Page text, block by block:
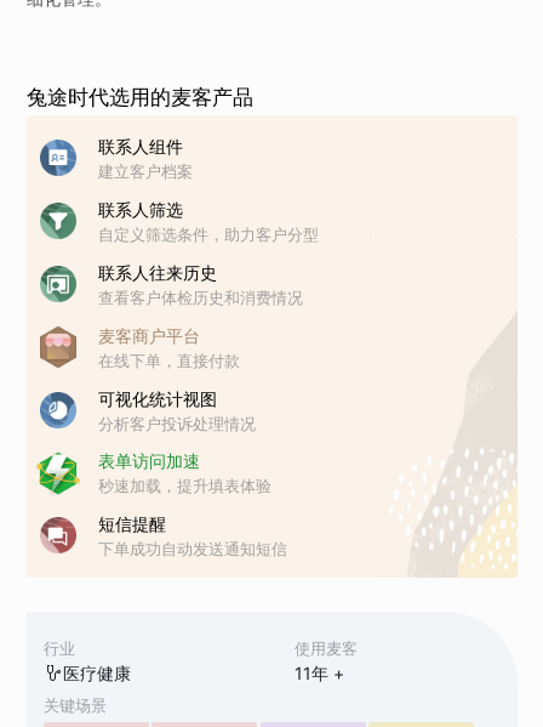
行业
医疗健康
使用麦客
11年 +
关键场景
兔途时代选用的麦客产品
联系人组件
建立客户档案
联系人筛选
自定义筛选条件，助力客户分型
联系人往来历史
查看客户体检历史和消费情况
麦客商户平台
在线下单，直接付款
可视化统计视图
分析客户投诉处理情况
表单访问加速
秒速加载，提升填表体验
短信提醒
下单成功自动发送通知短信